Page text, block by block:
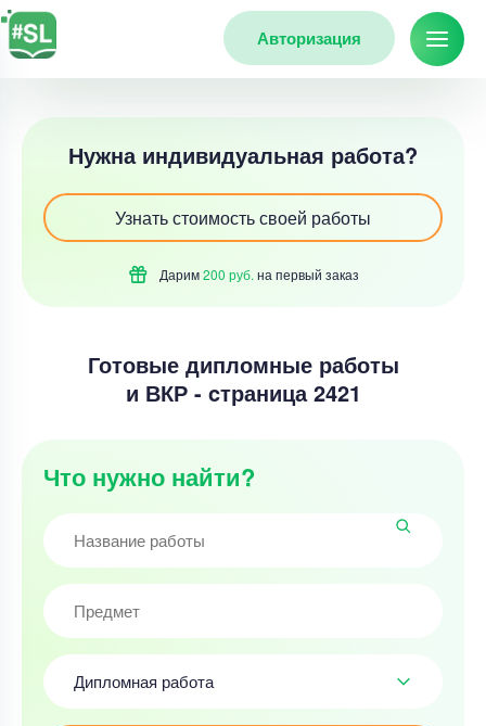
Авторизация
Нужна индивидуальная работа?
Узнать стоимость своей работы
Дарим200 руб. на первый заказ
Готовые дипломные работы
и ВКР - cтраница 2421
Что нужно найти?
Дипломная работа